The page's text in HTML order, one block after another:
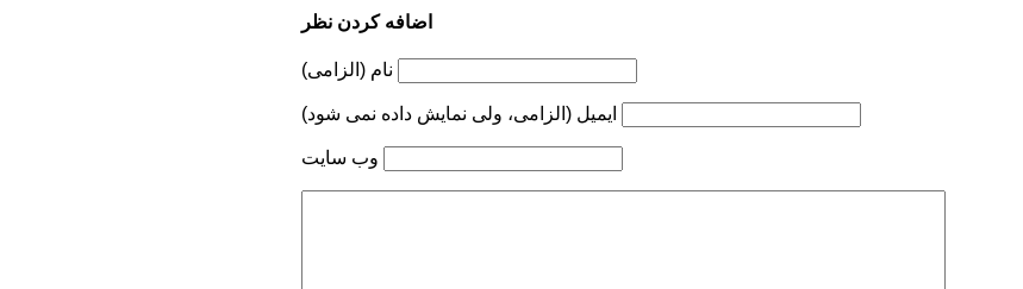
اضافه کردن نظر
نام (الزامی)
ایمیل (الزامی، ولی نمایش داده نمی شود)
وب سایت